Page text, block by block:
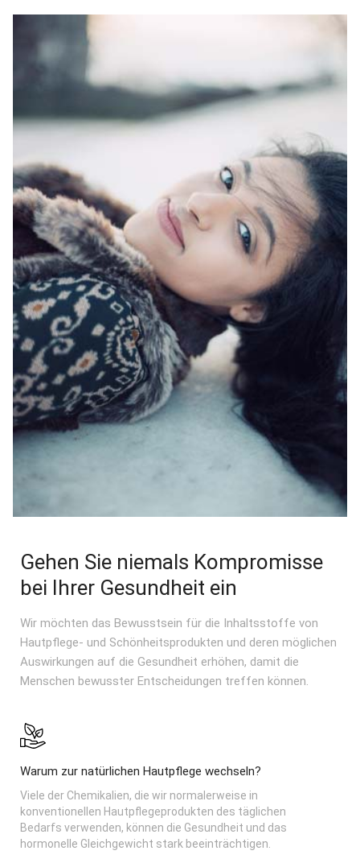
Gehen Sie niemals Kompromisse
bei Ihrer Gesundheit ein
Wir möchten das Bewusstsein für die Inhaltsstoffe von
Hautpflege- und Schönheitsprodukten und deren möglichen
Auswirkungen auf die Gesundheit erhöhen, damit die
Menschen bewusster Entscheidungen treffen können.
Warum zur natürlichen Hautpflege wechseln?
Viele der Chemikalien, die wir normalerweise in
konventionellen Hautpflegeprodukten des täglichen
Bedarfs verwenden, können die Gesundheit und das
hormonelle Gleichgewicht stark beeinträchtigen.